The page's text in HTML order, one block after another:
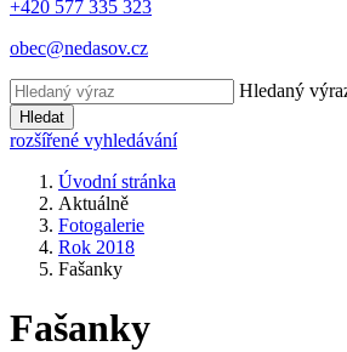
+420 577 335 323
obec@nedasov.cz
Hledaný
Hledat
rozšířené vyhledávání
Úvodní stránka
Aktuálně
Fotogalerie
Rok 2018
Fašanky
Fašanky